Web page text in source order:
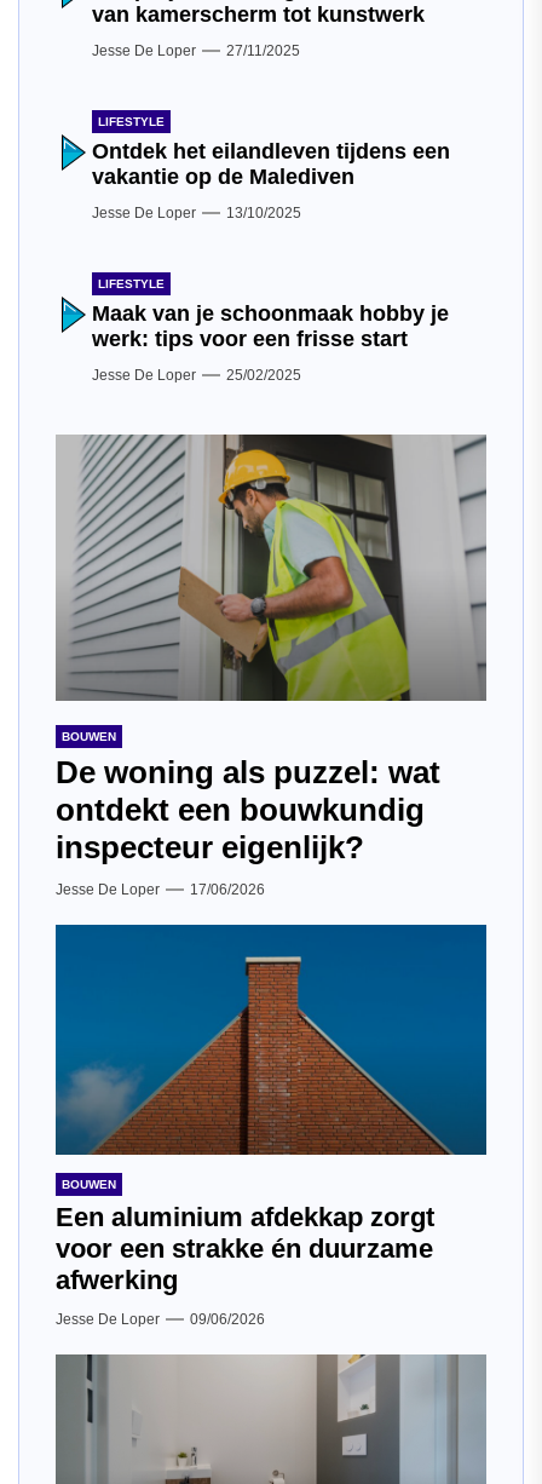
van kamerscherm tot kunstwerk
Jesse De Loper 27/11/2025
LIFESTYLE
Ontdek het eilandleven tijdens een
vakantie op de Malediven
Jesse De Loper 13/10/2025
LIFESTYLE
Maak van je schoonmaak hobby je
werk: tips voor een frisse start
Jesse De Loper 25/02/2025
BOUWEN
De woning als puzzel: wat
ontdekt een bouwkundig
inspecteur eigenlijk?
Jesse De Loper 17/06/2026
BOUWEN
Een aluminium afdekkap zorgt
voor een strakke én duurzame
afwerking
Jesse De Loper 09/06/2026